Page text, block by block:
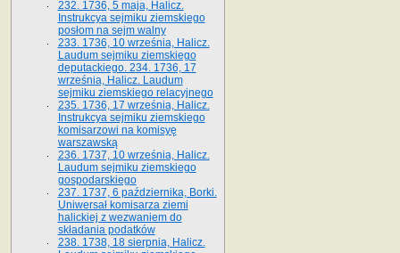
232. 1736, 5 maja, Halicz.
Instrukcya sejmiku ziemskiego
posłom na sejm walny
233. 1736, 10 września, Halicz.
Laudum sejmiku ziemskiego
deputackiego. 234. 1736, 17
września, Halicz. Laudum
sejmiku ziemskiego relacyjnego
235. 1736, 17 września, Halicz.
Instrukcya sejmiku ziemskiego
komisarzowi na komisyę
warszawską
236. 1737, 10 września, Halicz.
Laudum sejmiku ziemskiego
gospodarskiego
237. 1737, 6 października, Borki.
Uniwersał komisarza ziemi
halickiej z wezwaniem do
składania podatków
238. 1738, 18 sierpnia, Halicz.